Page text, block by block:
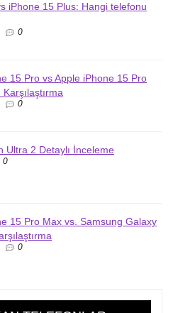
iPhone 15 Plus: Hangi telefonu
0
15 Pro vs Apple iPhone 15 Pro
0
Ultra 2 Detaylı İnceleme
0
15 Pro Max vs. Samsung Galaxy
0